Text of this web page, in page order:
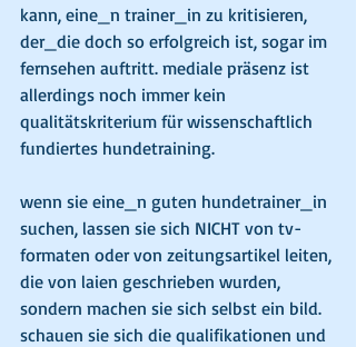
kann, eine_n trainer_in zu kritisieren,
der_die doch so erfolgreich ist, sogar im
fernsehen auftritt. mediale präsenz ist
allerdings noch immer kein
qualitätskriterium für wissenschaftlich
fundiertes hundetraining.
wenn sie eine_n guten hundetrainer_in
suchen, lassen sie sich NICHT von tv-
formaten oder von zeitungsartikel leiten,
die von laien geschrieben wurden,
sondern machen sie sich selbst ein bild.
schauen sie sich die qualifikationen und